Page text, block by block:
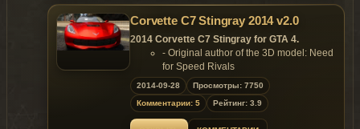
NFS:Rivals models.
Features:
- Model support all features of the
game;
- Detailed model;
- Police parts in and out;
- Optional rambar;
- Scratch work;
- Custom dirt mapping;
Corvette C7 Stingray 2014 v2.0
2014 Corvette C7 Stingray for GTA 4.
- Original author of the 3D model: Need
for Speed Rivals
- Converted to GTA4 by:
SkylineGTRFreak
Features:
- Model support all features of the
2014-09-28
Просмотры: 7750
Комментарии: 5
Рейтинг: 3.9